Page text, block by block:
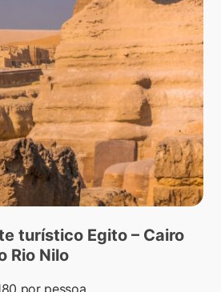
turístico Egito – Cairo
Rio Nilo
por pessoa